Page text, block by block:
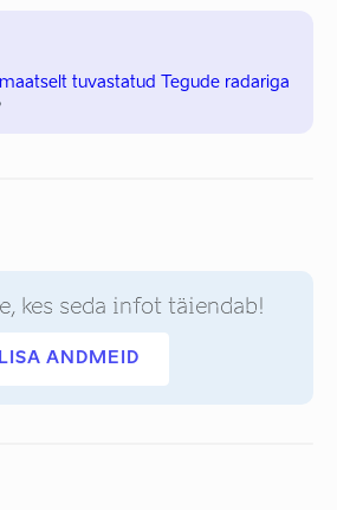
tuvastatud Tegude radariga
kes seda infot täiendab!
LISA ANDMEID